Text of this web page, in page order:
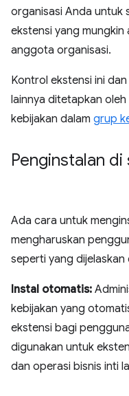
organisasi Anda untuk
ekstensi yang
anggota organisasi.
Kontrol ekstensi ini
lainnya ditetapkan
kebijakan dalam grup
Penginstalan
Ada cara untuk
mengharuskan
seperti yang dijelaskan
Instal otomatis:
kebijakan yang
ekstensi bagi
digunakan untuk
dan operasi bisnis inti